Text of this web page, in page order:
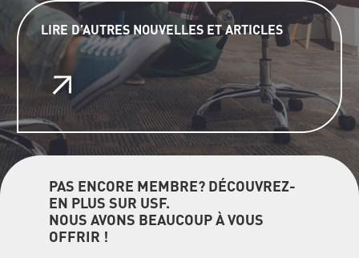
LIRE D’AUTRES NOUVELLES ET ARTICLES
PAS ENCORE MEMBRE? DÉCOUVREZ-
EN PLUS SUR USF.
NOUS AVONS BEAUCOUP À VOUS
OFFRIR !